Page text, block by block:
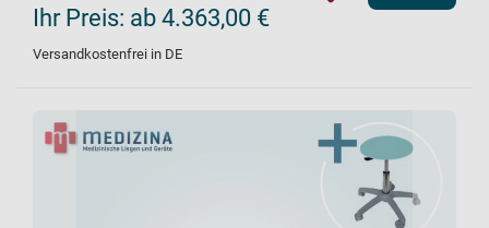
Ihr Preis: ab 4.363,00 €
Versandkostenfrei in DE